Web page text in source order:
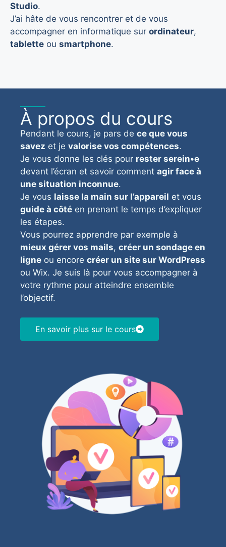
Studio.
J’ai hâte de vous rencontrer et de vous
accompagner en informatique sur ordinateur,
tablette ou smartphone.
À propos du cours
Pendant le cours, je pars de ce que vous
savez et je valorise vos compétences.
Je vous donne les clés pour rester serein•e
devant l’écran et savoir comment agir face à
une situation inconnue.
Je vous laisse la main sur l’appareil et vous
guide à côté en prenant le temps d’expliquer
les étapes.
Vous pourrez apprendre par exemple à
mieux gérer vos mails, créer un sondage en
ligne ou encore créer un site sur WordPress
ou Wix. Je suis là pour vous accompagner à
votre rythme pour atteindre ensemble
l’objectif.
En savoir plus sur le cours